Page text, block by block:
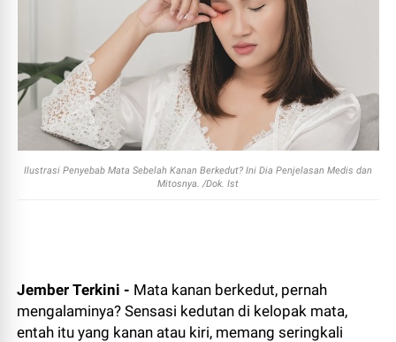
Ilustrasi Penyebab Mata Sebelah Kanan Berkedut? Ini Dia Penjelasan Medis dan
Mitosnya. /Dok. Ist
Jember Terkini - Mata kanan berkedut, pernah
mengalaminya? Sensasi kedutan di kelopak mata,
entah itu yang kanan atau kiri, memang seringkali